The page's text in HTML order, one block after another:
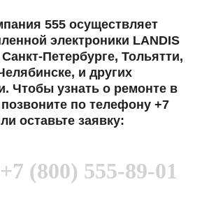
555 осуществляет
электроники LANDIS
Петербурге, Тольятти,
и других
Чтобы узнать о ремонте в
по телефону +7
оставьте заявку:
+7 (800) 555-89-01